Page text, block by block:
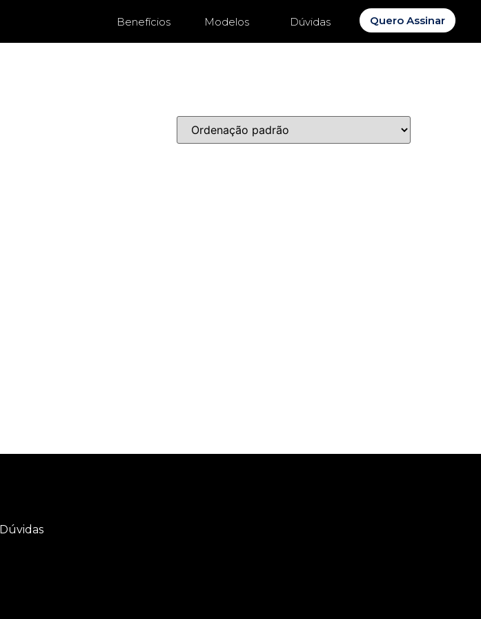
Benefícios Modelos Dúvidas Quero Assinar
Dúvidas